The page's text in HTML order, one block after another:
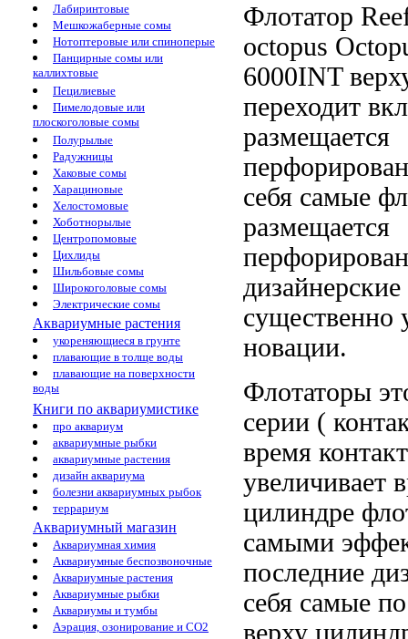
Лабиринтовые
Мешкожаберные сомы
Нотоптеровые или спиноперые
Панцирные сомы или
каллихтовые
Пецилиевые
Пимелодовые или
плоскоголовые сомы
Полурылые
Радужницы
Хаковые сомы
Харациновые
Хелостомовые
Хоботнорылые
Центропомовые
Цихлиды
Шильбовые сомы
Широкоголовые сомы
Электрические сомы
Аквариумные растения
укореняющиеся в грунте
плавающие в толще воды
плавающие на поверхности
воды
Книги по аквариумистике
про аквариум
аквариумные рыбки
аквариумные растения
дизайн аквариума
болезни аквариумных рыбок
террариум
Аквариумный магазин
Аквариумная химия
Аквариумные беспозвоночные
Аквариумные растения
Аквариумные рыбки
Аквариумы и тумбы
Аэрация, озонирование и CO2
Флотатор
octopus
6000INT
переходит
размещается
себя самые
размещается
дизайнерские
существенно
новации.
Флотаторы
серии (
время
увеличивает
цилиндре
самыми
последние
себя самые
верху